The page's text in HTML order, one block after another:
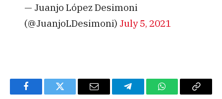
— Juanjo López Desimoni
(@JuanjoLDesimoni) July 5, 2021
FacebookTwitter Email TelegramWhatsAppCopy